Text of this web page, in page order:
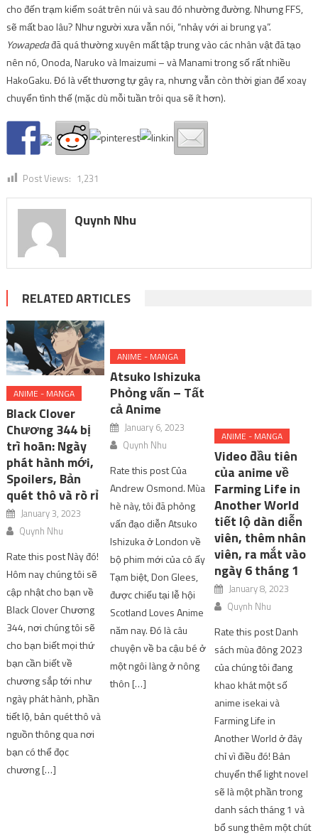
cho đến trạm kiểm soát trên núi và sau đó nhường đường. Nhưng FFS,
sẽ mất bao lâu? Như người xưa vẫn nói, “nhảy với ai brung ya”.
Yowapedađã quá thường xuyên mất tập trung vào các nhân vật đã tạo
nên nó, Onoda, Naruko và Imaizumi – và Manami trong số rất nhiều
HakoGaku. Đó là vết thương tự gây ra, nhưng vẫn còn thời gian để xoay
chuyển tình thế (mặc dù mỗi tuần trôi qua sẽ ít hơn).
Post Views: 1,231
Quynh Nhu
RELATED ARTICLES
ANIME - MANGA
Black Clover
Chương 344 bị
trì hoãn: Ngày
phát hành mới,
Spoilers, Bản
quét thô và rò rỉ
January 3, 2023
Quynh Nhu
Rate this post Này đó!
Hôm nay chúng tôi sẽ
cập nhật cho bạn về
Black Clover Chương
344, nơi chúng tôi sẽ
cho bạn biết mọi thứ
bạn cần biết về
chương sắp tới như
ngày phát hành, phần
tiết lộ, bản quét thô và
nguồn thông qua nơi
bạn có thể đọc
chương […]
ANIME - MANGA
Atsuko Ishizuka
Phỏng vấn – Tất
cả Anime
January 6, 2023
Quynh Nhu
Rate this post Của
Andrew Osmond. Mùa
hè này, tôi đã phỏng
vấn đạo diễn Atsuko
Ishizuka ở London về
bộ phim mới của cô ấy
Tạm biệt, Don Glees,
được chiếu tại lễ hội
Scotland Loves Anime
năm nay. Đó là câu
chuyện về ba cậu bé ở
một ngôi làng ở nông
thôn […]
ANIME - MANGA
Video đầu tiên
của anime về
Farming Life in
Another World
tiết lộ dàn diễn
viên, thêm nhân
viên, ra mắt vào
ngày 6 tháng 1
January 8, 2023
Quynh Nhu
Rate this post Danh
sách mùa đông 2023
của chúng tôi đang
khao khát một số
anime isekai và
Farming Life in
Another World ở đây
chỉ vì điều đó! Bản
chuyển thể light novel
sẽ là một phần trong
danh sách tháng 1 và
bổ sung thêm một chút